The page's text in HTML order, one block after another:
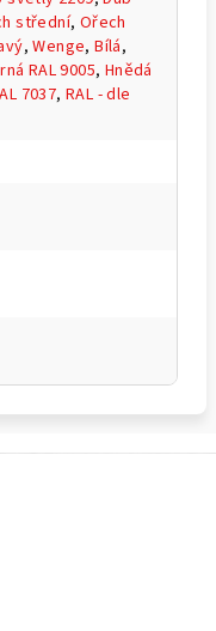
střední, Ořech
,Wenge,Bílá,
RAL 9005, Hnědá
7037,RAL - dle